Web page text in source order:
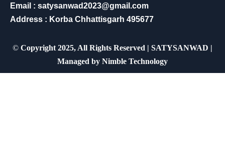
Email : satysanwad2023@gmail.com
Address : Korba Chhattisgarh 495677
© Copyright 2025, All Rights Reserved | SATYSANWAD |
Managed by Nimble Technology